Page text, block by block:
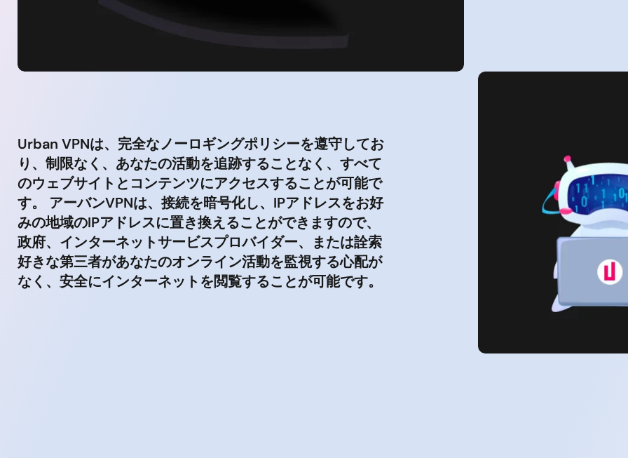
Urban VPNは、完全なノーロギングポリシーを遵守してお
り、制限なく、あなたの活動を追跡することなく、すべて
のウェブサイトとコンテンツにアクセスすることが可能で
す。 アーバンVPNは、接続を暗号化し、IPアドレスをお好
みの地域のIPアドレスに置き換えることができますので、
政府、インターネットサービスプロバイダー、または詮索
好きな第三者があなたのオンライン活動を監視する心配が
なく、安全にインターネットを閲覧することが可能です。